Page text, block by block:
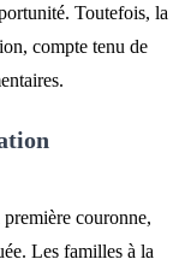
Toutefois, la
compte tenu de
couronne,
Les familles à la